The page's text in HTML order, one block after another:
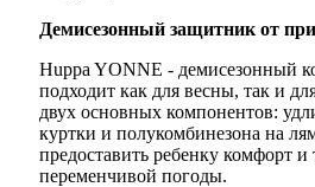
Демисезонный защитник от
Huppa YONNE - демисезонный
подходит как для весны, так и
двух основных компонентов:
куртки и полукомбинезона на
предоставить ребенку комфорт
переменчивой погоды.